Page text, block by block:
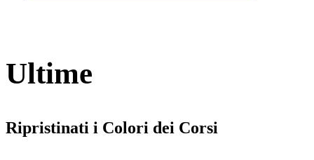
Ultime
Ripristinati i Colori dei Corsi